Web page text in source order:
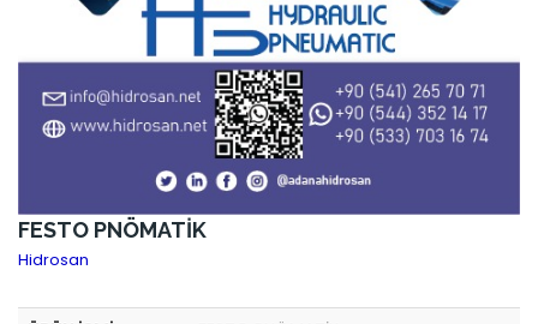
FESTO PNÖMATİK
Hidrosan